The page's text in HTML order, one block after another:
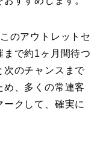
のアウトレットセ
まで約1ヶ月間待つ
次のチャンスまで
、多くの常連客
クして、確実に